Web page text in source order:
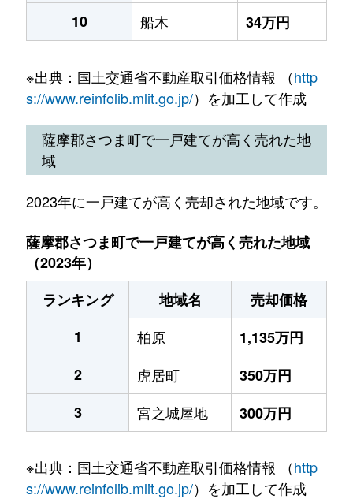
10
船木 34万円
※出典：国土交通省不動産取引価格情報 （http
s://www.reinfolib.mlit.go.jp/）を加工して作成
薩摩郡さつま町で一戸建てが高く売れた地
域
2023年に一戸建てが高く売却された地域です。
薩摩郡さつま町で一戸建てが高く売れた地域
（2023年）
ランキング
地域名
売却価格
1
柏原
1,135万円
2
虎居町
350万円
3
宮之城屋地 300万円
※出典：国土交通省不動産取引価格情報 （http
s://www.reinfolib.mlit.go.jp/）を加工して作成